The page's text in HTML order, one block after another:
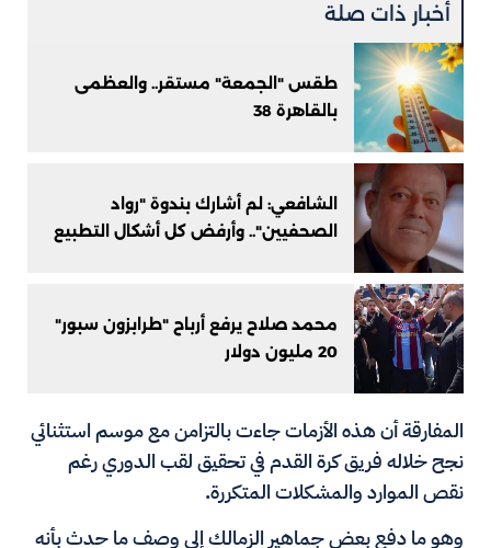
أخبار ذات صلة
طقس "الجمعة" مستقر.. والعظمى
بالقاهرة 38
الشافعي: لم أشارك بندوة "رواد
الصحفيين".. وأرفض كل أشكال التطبيع
محمد صلاح يرفع أرباح "طرابزون سبور"
20 مليون دولار
المفارقة أن هذه الأزمات جاءت بالتزامن مع موسم استثنائي
نجح خلاله فريق كرة القدم في تحقيق لقب الدوري رغم
نقص الموارد والمشكلات المتكررة.
وهو ما دفع بعض جماهير الزمالك إلى وصف ما حدث بأنه